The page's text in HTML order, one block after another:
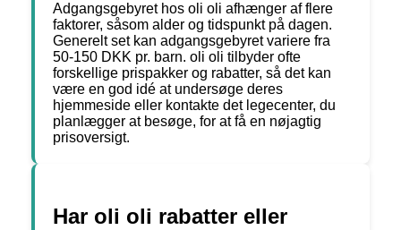
Adgangsgebyret hos oli oli afhænger af flere
faktorer, såsom alder og tidspunkt på dagen.
Generelt set kan adgangsgebyret variere fra
50-150 DKK pr. barn. oli oli tilbyder ofte
forskellige prispakker og rabatter, så det kan
være en god idé at undersøge deres
hjemmeside eller kontakte det legecenter, du
planlægger at besøge, for at få en nøjagtig
prisoversigt.
Har oli oli rabatter eller